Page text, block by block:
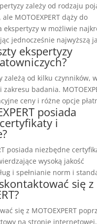
zależy od rodzaju
MOTOEXPERT dąży do
ekspertyzy w możliwie
jednocześnie najwyższą
ekspertyzy
zależą od kilku czynników,
badania.
ceny i różne opcje
posiada
i
posiada niezbędne
wysoką jakość
i spełnianie norm i
się z
się z MOTOEXPERT
na stronie internetowej,